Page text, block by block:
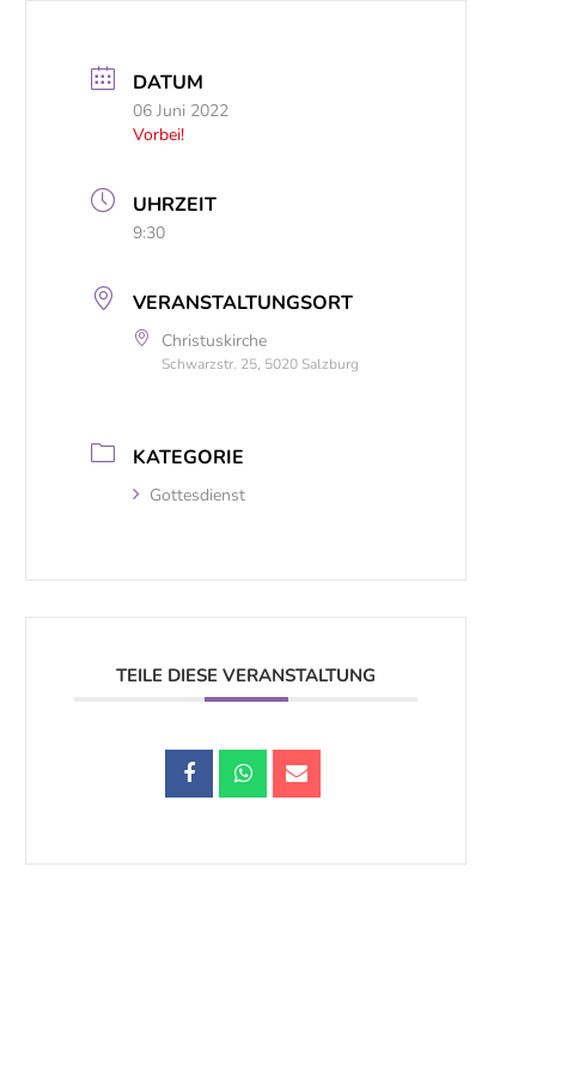
DATUM
06 Juni 2022
Vorbei!
UHRZEIT
9:30
VERANSTALTUNGSORT
Christuskirche
Schwarzstr. 25, 5020 Salzburg
KATEGORIE
Gottesdienst
TEILE DIESE VERANSTALTUNG